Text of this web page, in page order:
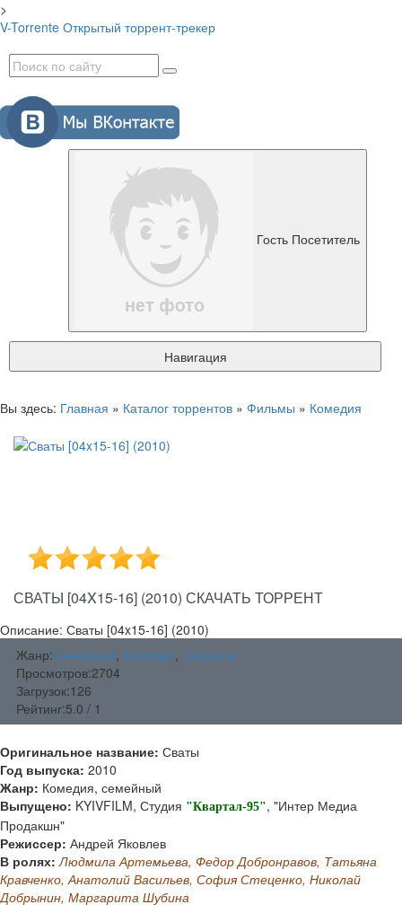
>
V-Torrente Открытый торрент-трекер
Гость Посетитель
Навигация
Вы здесь: Главная » Каталог торрентов » Фильмы » Комедия
СВАТЫ [04X15-16] (2010) СКАЧАТЬ ТОРРЕНТ
Описание: Сваты [04x15-16] (2010)
Жанр:Семейный, Комедия, Сериалы
Просмотров:2704
Загрузок:126
Рейтинг:5.0 / 1
Оригинальное название: Сваты
Год выпуска: 2010
Жанр: Комедия, семейный
Выпущено: KYIVFILM, Студия "Квартал-95", "Интер Медиа
Продакшн"
Режиссер: Андрей Яковлев
В ролях: Людмила Артемьева, Федор Добронравов, Татьяна
Кравченко, Анатолий Васильев, София Стеценко, Николай
Добрынин, Маргарита Шубина